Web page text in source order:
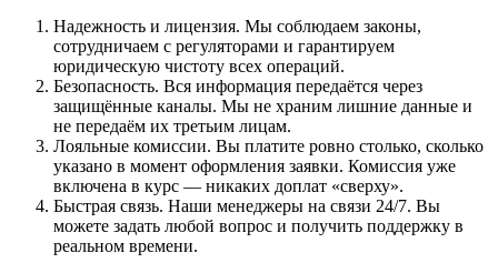
Надежность и лицензия. Мы соблюдаем законы,
сотрудничаем с регуляторами и гарантируем
юридическую чистоту всех операций.
Безопасность. Вся информация передаётся через
защищённые каналы. Мы не храним лишние данные и
не передаём их третьим лицам.
Лояльные комиссии. Вы платите ровно столько, сколько
указано в момент оформления заявки. Комиссия уже
включена в курс — никаких доплат «сверху».
Быстрая связь. Наши менеджеры на связи 24/7. Вы
можете задать любой вопрос и получить поддержку в
реальном времени.